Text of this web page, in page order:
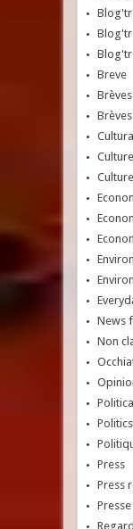
Breve
Brèves
Cultura
Culture
Culture
News
Non
Politica
Politics
Press
Press
Presse